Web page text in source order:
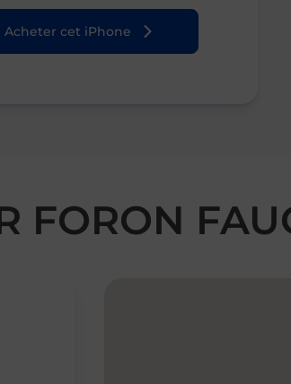
Acheter cet iPhone
FORON